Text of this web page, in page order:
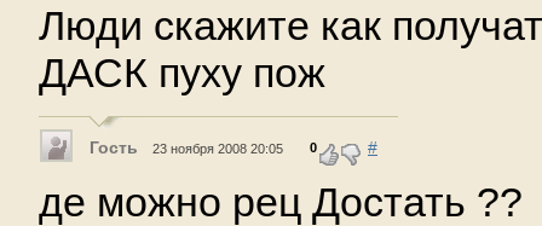
Люди скажите как
ДАСК пуху пож
Гость 23 ноября 2008 20:05 0 #
де можно рец Достать ??